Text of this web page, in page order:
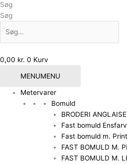
Søg
Søg
0,00 kr. 0 Kurv
MENUMENU
Metervarer
Bomuld
BRODERI ANGLAISE
Fast bomuld
Fast bomuld m. Print
FAST BOMULD M.
FAST BOMULD M.